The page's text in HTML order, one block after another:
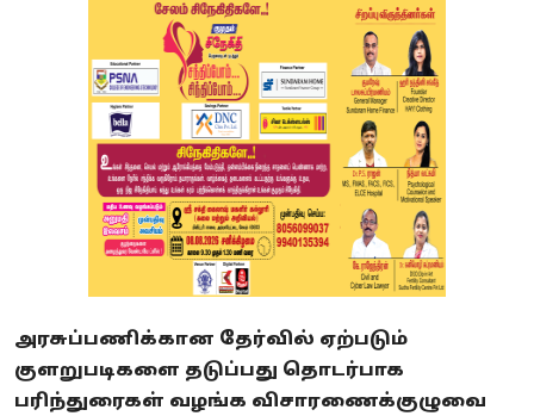
அரசுப்பணிக்கான தேர்வில் ஏற்படும்
குளறுபடிகளை தடுப்பது தொடர்பாக
பரிந்துரைகள் வழங்க விசாரணைக்குழுவை